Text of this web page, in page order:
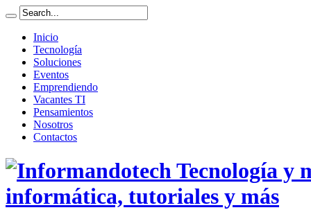
Inicio
Tecnología
Soluciones
Eventos
Emprendiendo
Vacantes TI
Pensamientos
Nosotros
Contactos
informática, tutoriales y más